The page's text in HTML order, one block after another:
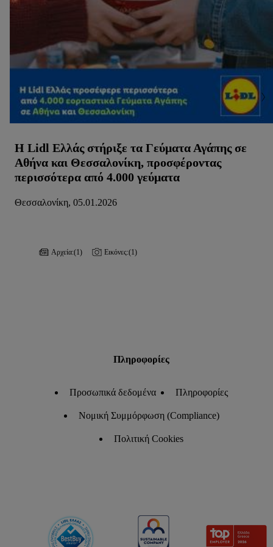
Η Lidl Ελλάς στήριξε τα Γεύματα Αγάπης σε
Αθήνα και Θεσσαλονίκη, προσφέροντας
περισσότερα από 4.000 γεύματα
Θεσσαλονίκη, 05.01.2026
Αρχεία:(1) Εικόνες:(1)
Πληροφορίες
Προσωπικά δεδομένα Πληροφορίες
Νομική Συμμόρφωση (Compliance)
Πολιτική Cookies